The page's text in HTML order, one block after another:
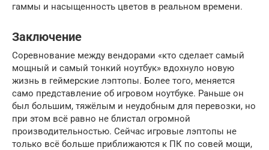
гаммы и насыщенность цветов в реальном времени.
Заключение
Соревнование между вендорами «кто сделает самый
мощный и самый тонкий ноутбук» вдохнуло новую
жизнь в геймерские лэптопы. Более того, меняется
само представление об игровом ноутбуке. Раньше он
был большим, тяжёлым и неудобным для перевозки, но
при этом всё равно не блистал огромной
производительностью. Сейчас игровые лэптопы не
только всё больше приближаются к ПК по совей мощи,